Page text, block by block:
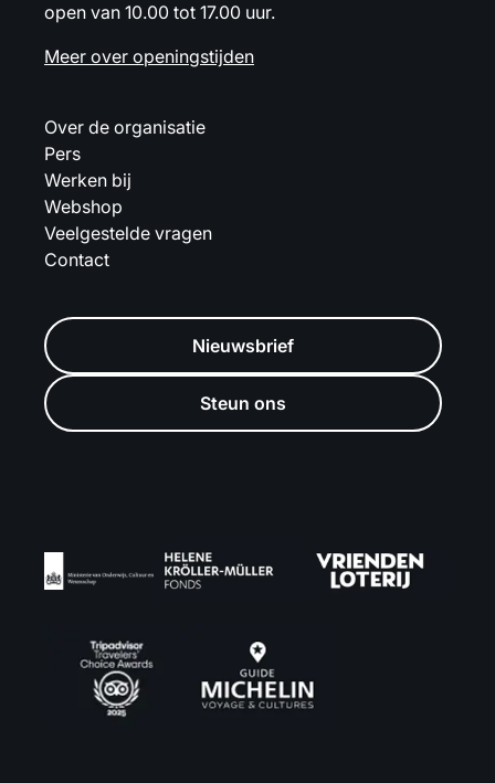
open van 10.00 tot 17.00 uur.
Meer over openingstijden
Over de organisatie
Pers
Werken bij
Webshop
Veelgestelde vragen
Contact
Nieuwsbrief
Steun ons